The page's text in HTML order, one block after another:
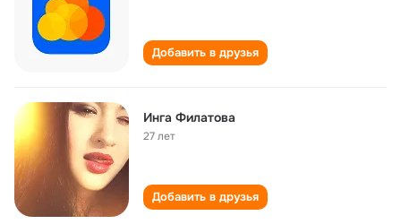
Добавить в друзья
Инга Филатова
27 лет
Добавить в друзья